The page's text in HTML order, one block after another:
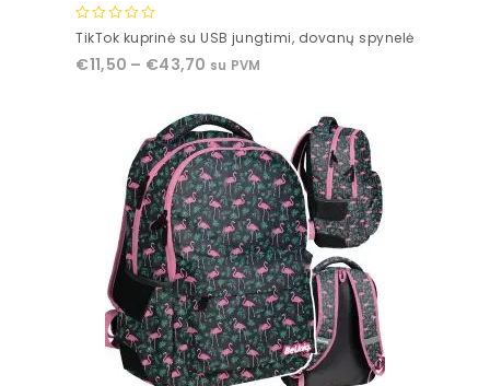
0
of
TikTok kuprinė su USB jungtimi, dovanų spynelė
€11,50 – €43,70 su PVM